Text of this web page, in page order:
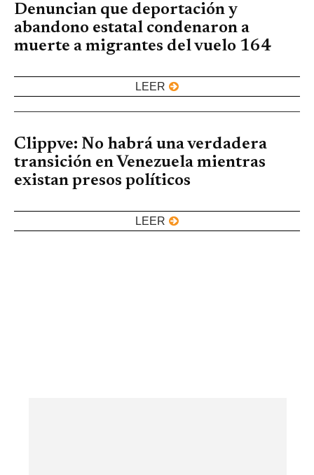
Denuncian que deportación y
abandono estatal condenaron a
muerte a migrantes del vuelo 164
LEER
Clippve: No habrá una verdadera
transición en Venezuela mientras
existan presos políticos
LEER